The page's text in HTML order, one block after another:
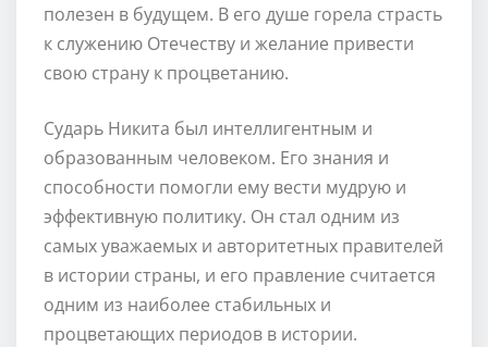
полезен в будущем. В его душе горела страсть
к служению Отечеству и желание привести
свою страну к процветанию.
Сударь Никита был интеллигентным и
образованным человеком. Его знания и
способности помогли ему вести мудрую и
эффективную политику. Он стал одним из
самых уважаемых и авторитетных правителей
в истории страны, и его правление считается
одним из наиболее стабильных и
процветающих периодов в истории.